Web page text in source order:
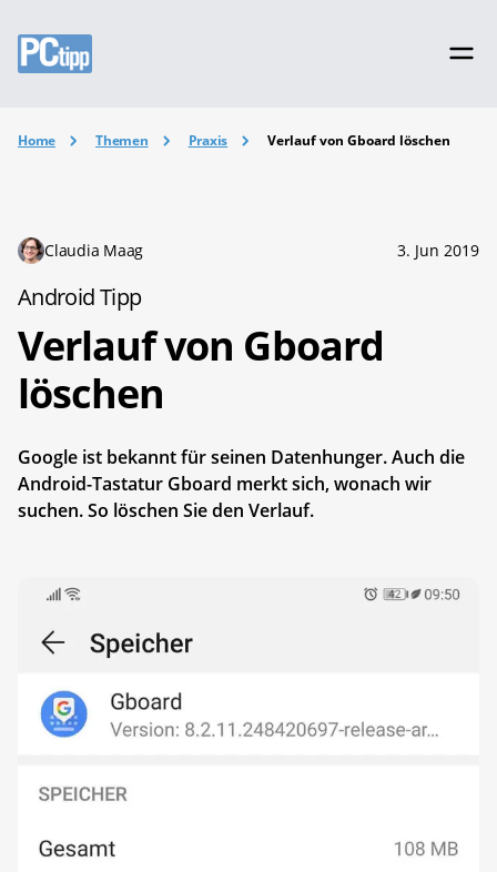
Home Themen Praxis Verlauf von Gboard löschen
Claudia Maag 3. Jun 2019
Android Tipp
Verlauf von Gboard
löschen
Google ist bekannt für seinen Datenhunger. Auch die
Android-Tastatur Gboard merkt sich, wonach wir
suchen. So löschen Sie den Verlauf.